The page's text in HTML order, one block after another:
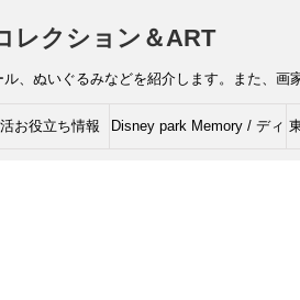
レクション＆ART
、ぬいぐるみなどを紹介します。また、画
お役立ち情報 Disney park Memory / ディ